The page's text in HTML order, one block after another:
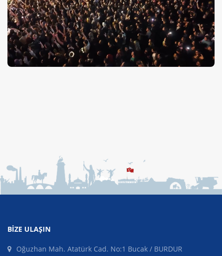
BIZE ULAŞIN
Oğuzhan Mah. Atatürk Cad. No:1 Bucak / BURDUR